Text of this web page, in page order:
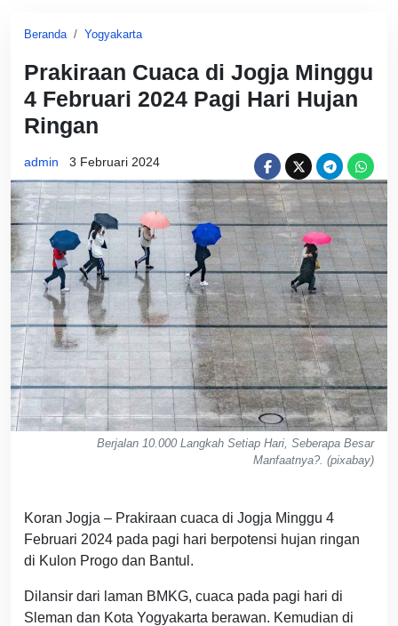
Beranda Yogyakarta
Prakiraan Cuaca di Jogja Minggu
4 Februari 2024 Pagi Hari Hujan
Ringan
admin 3 Februari 2024
Berjalan 10.000 Langkah Setiap Hari, Seberapa Besar
Manfaatnya?. (pixabay)
Koran Jogja – Prakiraan cuaca di Jogja Minggu 4
Februari 2024 pada pagi hari berpotensi hujan ringan
di Kulon Progo dan Bantul.
Dilansir dari laman BMKG, cuaca pada pagi hari di
Sleman dan Kota Yogyakarta berawan. Kemudian di